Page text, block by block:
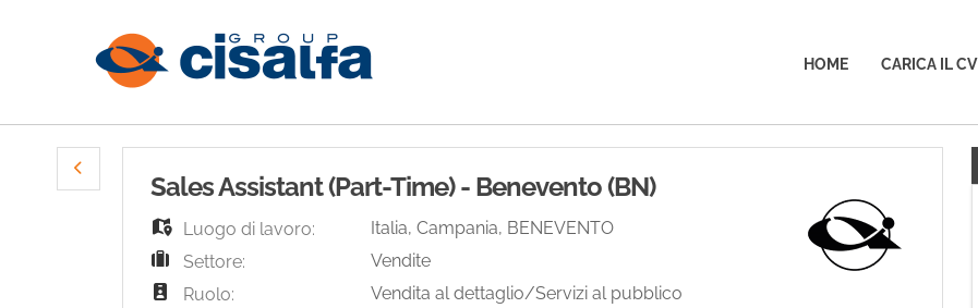
HOME CARICA IL CV
Sales Assistant (Part-Time) - Benevento (BN)
Luogo di lavoro: Italia, Campania, BENEVENTO
Settore:
Vendite
Ruolo:
Vendita al dettaglio/Servizi al pubblico